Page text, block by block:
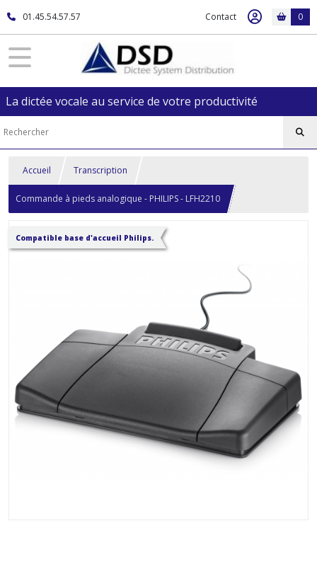
01.45.54.57.57 Contact 0
La dictée vocale au service de votre productivité
Accueil Transcription
Commande à pieds analogique - PHILIPS - LFH2210
Compatible base d'accueil Philips.